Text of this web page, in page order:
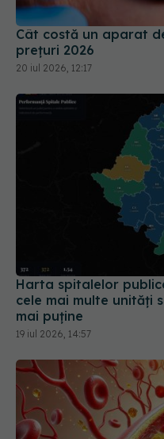
20 iul 2026, 12:17
Harta spitalelor
cele mai multe unități
19 iul 2026, 14:57